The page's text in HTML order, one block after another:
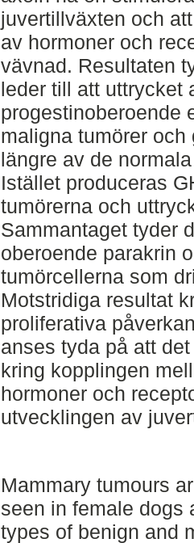
juvertillväxten och
av hormoner och
vävnad. Resultaten
leder till att uttrycket
progestinoberoende
maligna tumörer
längre av de
Istället produceras
tumörerna och
Sammantaget tyder
oberoende parakrin
tumörcellerna som
Motstridiga resultat
proliferativa
anses tyda på att
kring kopplingen
hormoner och
utvecklingen av
Mammary tumours
seen in female dogs
types of benign and